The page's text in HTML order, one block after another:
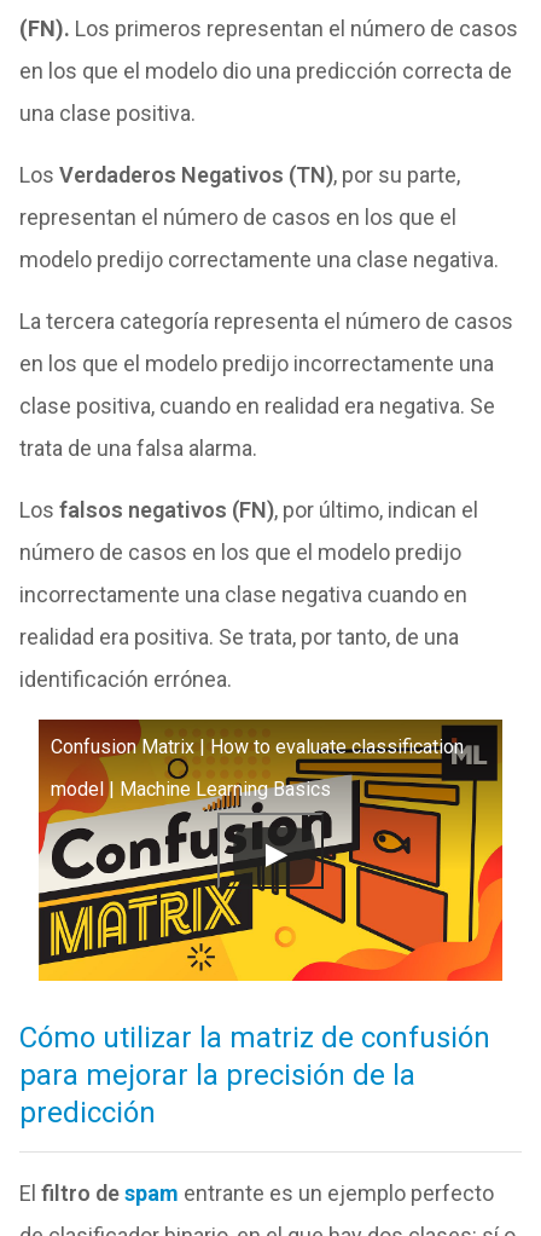
(FN). Los primeros representan el número de casos
en los que el modelo dio una predicción correcta de
una clase positiva.
Los Verdaderos Negativos (TN), por su parte,
representan el número de casos en los que el
modelo predijo correctamente una clase negativa.
La tercera categoría representa el número de casos
en los que el modelo predijo incorrectamente una
clase positiva, cuando en realidad era negativa. Se
trata de una falsa alarma.
Los falsos negativos (FN), por último, indican el
número de casos en los que el modelo predijo
incorrectamente una clase negativa cuando en
realidad era positiva. Se trata, por tanto, de una
identificación errónea.
Confusion Matrix | How to evaluate classification
model | Machine Learning Basics
Cómo utilizar la matriz de confusión
para mejorar la precisión de la
predicción
El filtro despam entrante es un ejemplo perfecto